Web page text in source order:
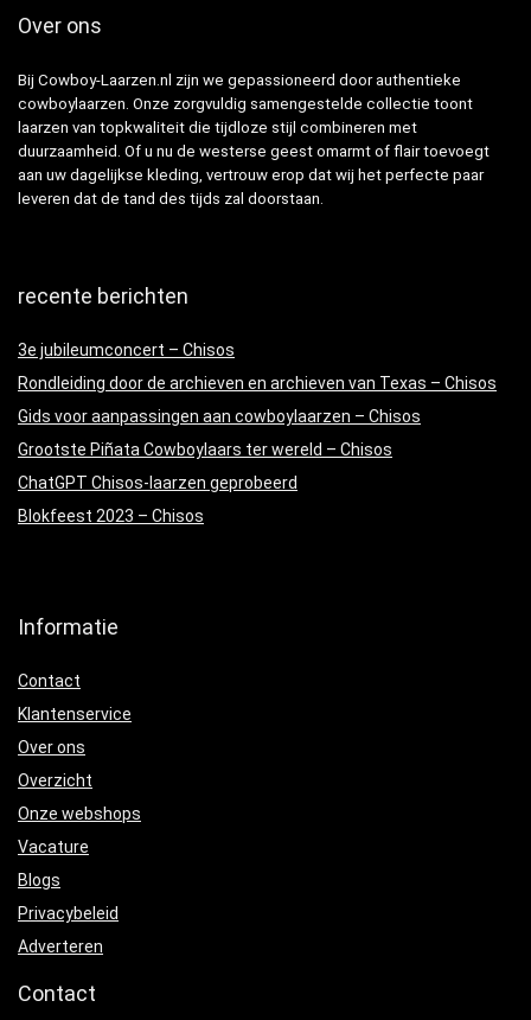
Over ons
Bij Cowboy-Laarzen.nl zijn we gepassioneerd door authentieke
cowboylaarzen. Onze zorgvuldig samengestelde collectie toont
laarzen van topkwaliteit die tijdloze stijl combineren met
duurzaamheid. Of u nu de westerse geest omarmt of flair toevoegt
aan uw dagelijkse kleding, vertrouw erop dat wij het perfecte paar
leveren dat de tand des tijds zal doorstaan.
recente berichten
3e jubileumconcert – Chisos
Rondleiding door de archieven en archieven van Texas – Chisos
Gids voor aanpassingen aan cowboylaarzen – Chisos
Grootste Piñata Cowboylaars ter wereld – Chisos
ChatGPT Chisos-laarzen geprobeerd
Blokfeest 2023 – Chisos
Informatie
Contact
Klantenservice
Over ons
Overzicht
Onze webshops
Vacature
Blogs
Privacybeleid
Adverteren
Contact